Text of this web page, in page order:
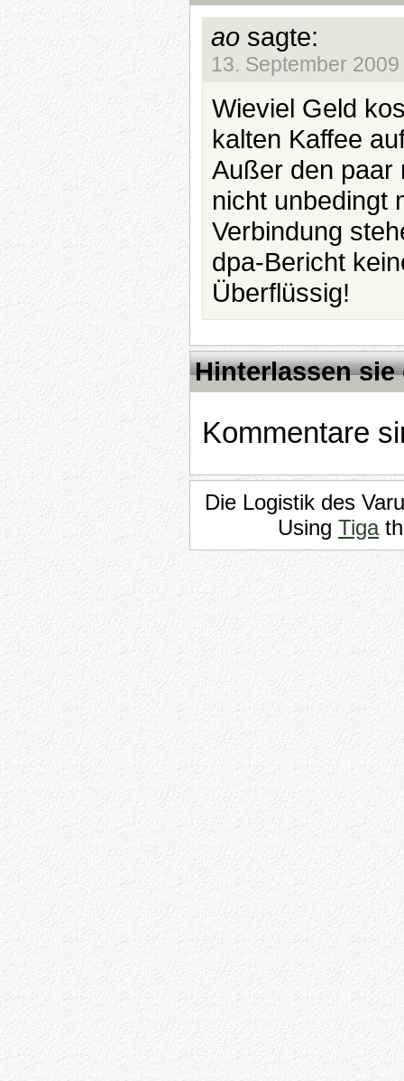
ao sagte:
13. September 2009
Wieviel Geld
kalten Kaffee
Außer den paar
nicht unbedingt
Verbindung
dpa-Bericht
Überflüssig!
Hinterlassen
Kommentare
Die Logistik des
Using Tiga